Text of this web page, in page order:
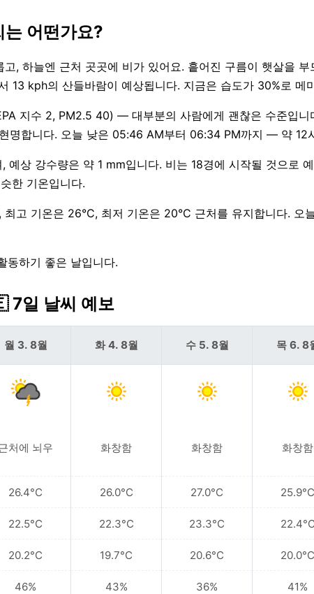
어떤가요?
고, 하늘엔 근처 곳곳에 비가 있어요. 흩어진 구름이 햇살을
13 kph의 산들바람이 예상됩니다. 지금은 습도가 30%로 메
지수 2, PM2.5 40) — 대부분의 사람에게 괜찮은 수준입
명합니다. 오늘 낮은 05:46 AM부터 06:34 PM까지 — 약 12
예상 강수량은 약 1 mm입니다. 비는 18경에 시작될 것으로
한 기온입니다.
고 기온은 26°C, 최저 기온은 20°C 근처를 유지합니다. 오
동하기 좋은 날입니다.
7일 날씨 예보
월 3. 8월
처에 뇌우
26.4°C
22.5°C
20.2°C
46%
화 4. 8월
화창함
26.0°C
22.3°C
19.7°C
43%
수 5. 8월
화창함
27.0°C
23.3°C
20.6°C
36%
목 6. 8
화창함
25.9°C
22.4°C
20.0°C
41%